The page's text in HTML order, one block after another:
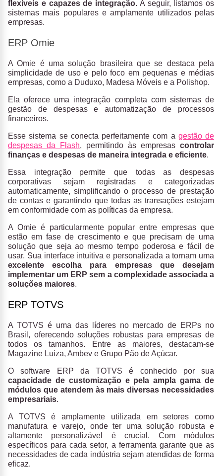
flexíveis e capazes de integração. A seguir, listamos os
sistemas mais populares e amplamente utilizados pelas
empresas.
ERP Omie
A Omie é uma solução brasileira que se destaca pela
simplicidade de uso e pelo foco em pequenas e médias
empresas, como a Duduxo, Madesa Móveis e a Polishop.
Ela oferece uma integração completa com sistemas de
gestão de despesas e automatização de processos
financeiros.
Esse sistema se conecta perfeitamente com a gestão de
despesas da Flash, permitindo às empresas controlar
finanças e despesas de maneira integrada e eficiente.
Essa integração permite que todas as despesas
corporativas sejam registradas e categorizadas
automaticamente, simplificando o processo de prestação
de contas e garantindo que todas as transações estejam
em conformidade com as políticas da empresa.
A Omie é particularmente popular entre empresas que
estão em fase de crescimento e que precisam de uma
solução que seja ao mesmo tempo poderosa e fácil de
usar. Sua interface intuitiva e personalizada a tornam uma
excelente escolha para empresas que desejam
implementar um ERP sem a complexidade associada a
soluções maiores.
ERP TOTVS
A TOTVS é uma das líderes no mercado de ERPs no
Brasil, oferecendo soluções robustas para empresas de
todos os tamanhos. Entre as maiores, destacam-se
Magazine Luiza, Ambev e Grupo Pão de Açúcar.
O software ERP da TOTVS é conhecido por sua
capacidade de customização e pela ampla gama de
módulos que atendem às mais diversas necessidades
empresariais.
A TOTVS é amplamente utilizada em setores como
manufatura e varejo, onde ter uma solução robusta e
altamente personalizável é crucial. Com módulos
específicos para cada setor, a ferramenta garante que as
necessidades de cada indústria sejam atendidas de forma
eficaz.